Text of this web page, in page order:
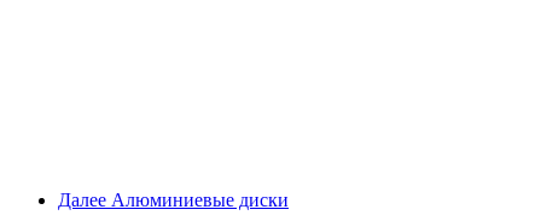
Далее Алюминиевые диски